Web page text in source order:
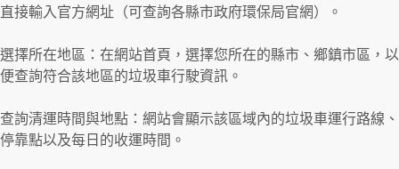
直接輸入官方網址（可查詢各縣市政府環保局官網）。
選擇所在地區：在網站首頁，選擇您所在的縣市、鄉鎮市區，以
便查詢符合該地區的垃圾車行駛資訊。
查詢清運時間與地點：網站會顯示該區域內的垃圾車運行路線、
停靠點以及每日的收運時間。